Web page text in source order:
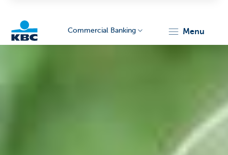
Commercial Banking menu